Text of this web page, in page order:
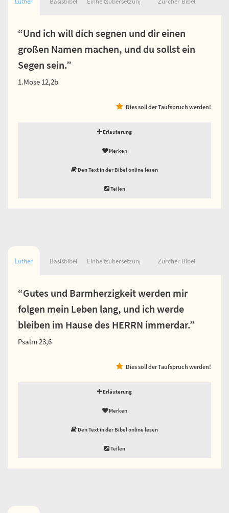
“Und ich will dich segnen und dir einen
großen Namen machen, und du sollst ein
Segen sein.”
1.Mose 12,2b
Dies soll der Taufspruch werden!
Erläuterung
Merken
Den Text in der Bibel online lesen
Teilen
Luther Basisbibel Einheitsübersetzung Zürcher Bibel
“Gutes und Barmherzigkeit werden mir
folgen mein Leben lang, und ich werde
bleiben im Hause des HERRN immerdar.”
Psalm 23,6
Dies soll der Taufspruch werden!
Erläuterung
Merken
Den Text in der Bibel online lesen
Teilen